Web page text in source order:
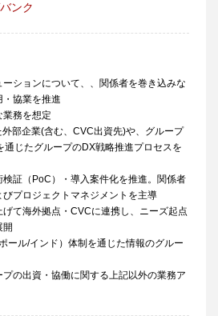
ンク
ーションについて、、関係者を巻き込みな
協業を推進
業務を想定
部企業(含む、CVC出資先)や、グループ
じたグループのDX戦略推進プロセスを
証（PoC）・導入案件化を推進。関係者
プロジェクトマネジメントを主導
て海外拠点・CVCに連携し、ニーズ起点
開
ール/インド）体制を通じた情報のグルー
プの出資・協働に関する上記以外の業務ア